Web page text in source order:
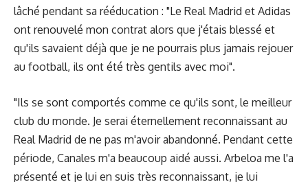
lâché pendant sa rééducation : "Le Real Madrid et Adidas
ont renouvelé mon contrat alors que j'étais blessé et
qu'ils savaient déjà que je ne pourrais plus jamais rejouer
au football, ils ont été très gentils avec moi".
"Ils se sont comportés comme ce qu'ils sont, le meilleur
club du monde. Je serai éternellement reconnaissant au
Real Madrid de ne pas m'avoir abandonné. Pendant cette
période, Canales m'a beaucoup aidé aussi. Arbeloa me l'a
présenté et je lui en suis très reconnaissant, je lui